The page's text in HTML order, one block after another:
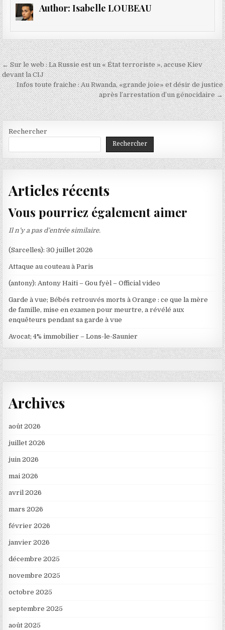
Author: Isabelle LOUBEAU
Navigation
de
l’article
← Sur le web : La Russie est un « État terroriste », accuse Kiev
devant la CIJ
Infos toute fraiche : Au Rwanda, «grande joie» et désir de justice
après l’arrestation d’un génocidaire →
Rechercher
Rechercher
Articles récents
Vous pourriez également aimer
Il n’y a pas d’entrée similaire.
(Sarcelles): 30 juillet 2026
Attaque au couteau à Paris
(antony): Antony Haiti – Gou fyèl – Official video
Garde à vue; Bébés retrouvés morts à Orange : ce que la mère
de famille, mise en examen pour meurtre, a révélé aux
enquêteurs pendant sa garde à vue
Avocat; 4% immobilier – Lons-le-Saunier
Archives
août 2026
juillet 2026
juin 2026
mai 2026
avril 2026
mars 2026
février 2026
janvier 2026
décembre 2025
novembre 2025
octobre 2025
septembre 2025
août 2025